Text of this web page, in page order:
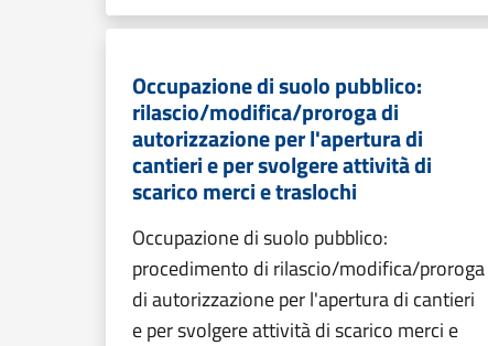
Occupazione di suolo pubblico:
rilascio/modifica/proroga di
autorizzazione per l'apertura di
cantieri e per svolgere attività di
scarico merci e traslochi
Occupazione di suolo pubblico:
procedimento di rilascio/modifica/proroga
di autorizzazione per l'apertura di cantieri
e per svolgere attività di scarico merci e